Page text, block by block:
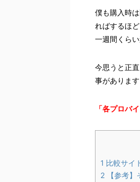
僕も購入時
ればするほ
一週間くら
今思うと正
事があります
「各プロバ
1 比較サイ
2 【参考